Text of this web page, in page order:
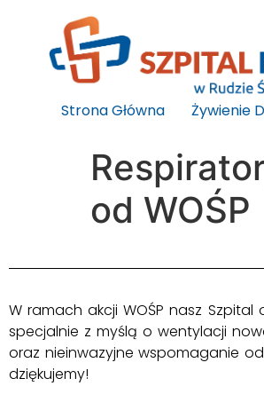
Strona Główna Żywienie
od WOŚP
W ramach akcji WOŚP nasz
specjalnie z myślą o wentylacji
oraz nieinwazyjne wspomaganie
dziękujemy!